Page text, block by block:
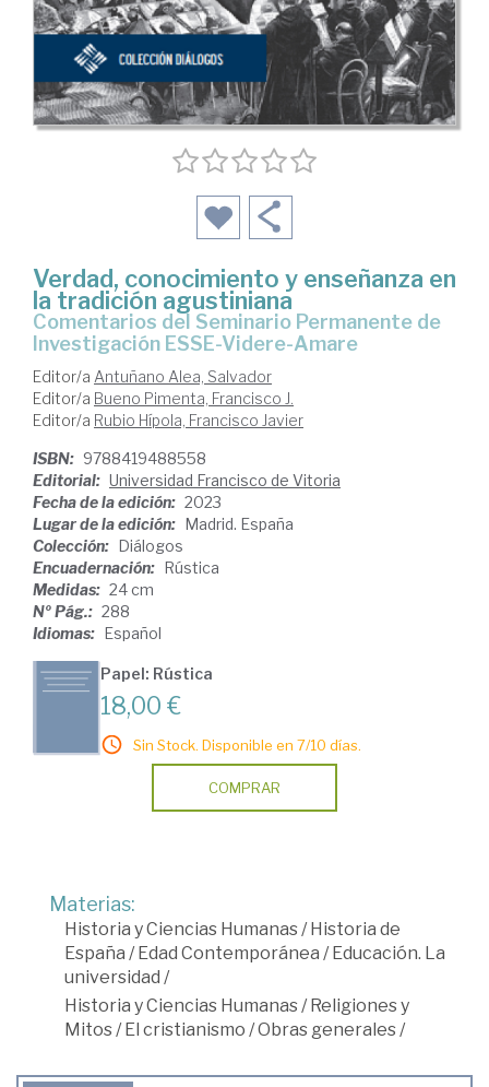
Verdad, conocimiento y enseñanza en
la tradición agustiniana
Comentarios del Seminario Permanente de
Investigación ESSE-Videre-Amare
Editor/a Antuñano Alea, Salvador
Editor/a Bueno Pimenta, Francisco J.
Editor/a Rubio Hípola, Francisco Javier
ISBN: 9788419488558
Editorial: Universidad Francisco de Vitoria
Fecha de la edición: 2023
Lugar de la edición: Madrid. España
Colección: Diálogos
Encuadernación: Rústica
Medidas: 24 cm
Nº Pág.: 288
Idiomas: Español
Papel: Rústica
18,00 €
Sin Stock. Disponible en 7/10 días.
COMPRAR
Materias:
Historia y Ciencias Humanas/Historia de
España /Edad Contemporánea /Educación. La
universidad /
Historia y Ciencias Humanas/Religiones y
Mitos/El cristianismo /Obras generales/